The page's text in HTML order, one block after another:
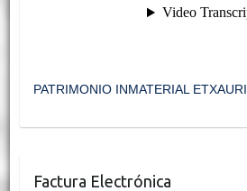
PATRIMONIO INMATERIAL ETXAURI
Factura Electrónica